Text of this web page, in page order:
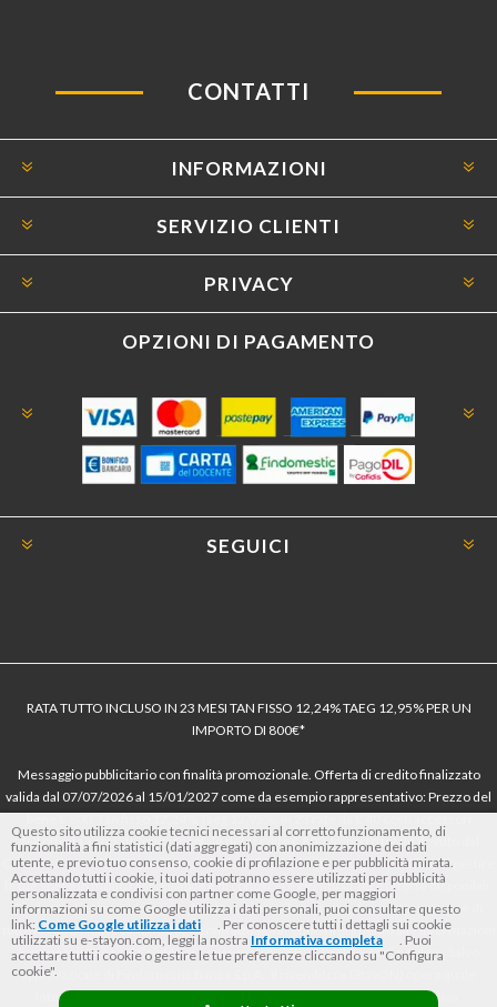
CONTATTI
INFORMAZIONI
SERVIZIO CLIENTI
PRIVACY
OPZIONI DI PAGAMENTO
SEGUICI
RATA TUTTO INCLUSO IN 23 MESI TAN FISSO 12,24% TAEG 12,95% PER UN
IMPORTO DI 800€*
Messaggio pubblicitario con finalità promozionale. Offerta di credito finalizzato
valida dal 07/07/2026 al 15/01/2027 come da esempio rappresentativo: Prezzo del
dell’offerta azzerati. Importo totale del credito € 800. Importo totale dovuto dal
Consumatore € 920. Decorrenza media della prima rata a 90 giorni. Al fine di gestire
le tue spese in modo responsabile e di conoscere eventuali altre offerte disponibili,
Findomestic ti ricorda, prima di sottoscrivere il contratto, di prendere visione di
tutte le condizioni economiche e contrattuali, facendo riferimento alle Informazioni
Europee di Base sul Credito ai Consumatori (IEBCC) nel percorso online. Salvo
approvazione di Findomestic Banca S.p.A.. Il rivenditore (StayON) opera quale
intermediario del credito per Findomestic Banca S.p.A., non in esclusiva.
Questo sito utilizza cookie tecnici necessari al corretto funzionamento, di
funzionalità a fini statistici (dati aggregati) con anonimizzazione dei dati
utente, e previo tuo consenso, cookie di profilazione e per pubblicità mirata.
Accettando tutti i cookie, i tuoi dati potranno essere utilizzati per pubblicità
personalizzata e condivisi con partner come Google, per maggiori
informazioni su come Google utilizza i dati personali, puoi consultare questo
link: Come Google utilizza i dati
. Per conoscere tutti i dettagli sui cookie
utilizzati su e-stayon.com, leggi la nostra Informativa completa
. Puoi
accettare tutti i cookie o gestire le tue preferenze cliccando su "Configura
cookie".